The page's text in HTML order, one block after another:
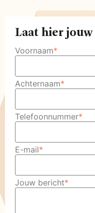
Laat hier
Voornaam*
Achternaam*
Telefoonnummer*
E-mail*
Jouw bericht*